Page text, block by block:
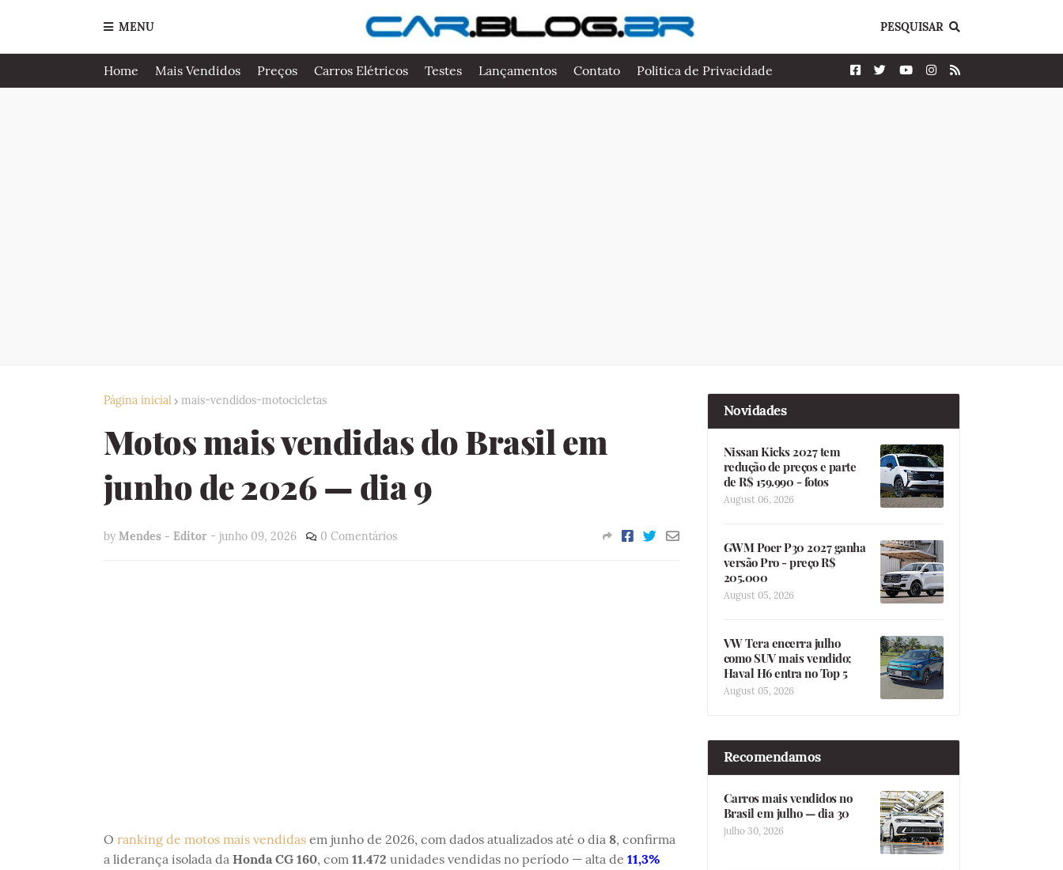
MENU PESQUISAR
Home Mais Vendidos Preços Carros Elétricos Testes Lançamentos Contato Politica de Privacidade
Página inicial mais-vendidos-motocicletas
Motos mais vendidas do Brasil em
junho de 2026 — dia 9
by Mendes - Editor - junho 09, 2026 0 Comentários
O ranking de motos mais vendidasem junho de 2026, com dados atualizados até o dia 8, confirma
a liderança isolada da Honda CG 160, com 11.472 unidades vendidas no período — alta de 11,3%
Novidades
Nissan Kicks 2027 tem
redução de preços e parte
de R$ 159.990 - fotos
August 06, 2026
GWM Poer P30 2027 ganha
versão Pro - preço R$
205.000
August 05, 2026
VW Tera encerra julho
como SUV mais vendido;
Haval H6 entra no Top 5
August 05, 2026
Recomendamos
Carros mais vendidos no
Brasil em julho — dia 30
julho 30, 2026